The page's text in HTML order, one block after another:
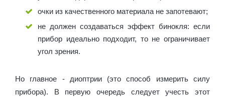
очки из качественного материала не запотевают;
не должен создаваться эффект бинокля: если
прибор идеально подходит, то не ограничивает
угол зрения.
Но главное - диоптрии (это способ измерить силу
прибора). В первую очередь следует учесть этот